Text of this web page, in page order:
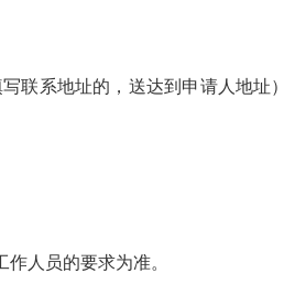
联系地址的，送达到申请人地址
人员的要求为准。